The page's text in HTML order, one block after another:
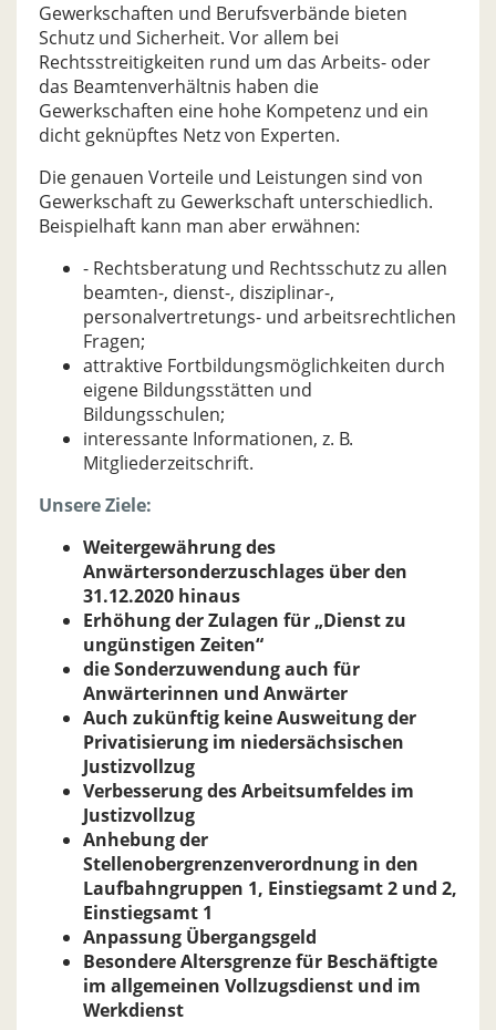
Gewerkschaften und Berufsverbände bieten
Schutz und Sicherheit. Vor allem bei
Rechtsstreitigkeiten rund um das Arbeits- oder
das Beamtenverhältnis haben die
Gewerkschaften eine hohe Kompetenz und ein
dicht geknüpftes Netz von Experten.
Die genauen Vorteile und Leistungen sind von
Gewerkschaft zu Gewerkschaft unterschiedlich.
Beispielhaft kann man aber erwähnen:
- Rechtsberatung und Rechtsschutz zu allen
beamten-, dienst-, disziplinar-,
personalvertretungs- und arbeitsrechtlichen
Fragen;
attraktive Fortbildungsmöglichkeiten durch
eigene Bildungsstätten und
Bildungsschulen;
interessante Informationen, z. B.
Mitgliederzeitschrift.
Unsere Ziele:
Weitergewährung des
Anwärtersonderzuschlages über den
31.12.2020 hinaus
Erhöhung der Zulagen für „Dienst zu
ungünstigen Zeiten“
die Sonderzuwendung auch für
Anwärterinnen und Anwärter
Auch zukünftig keine Ausweitung der
Privatisierung im niedersächsischen
Justizvollzug
Verbesserung des Arbeitsumfeldes im
Justizvollzug
Anhebung der
Stellenobergrenzenverordnung in den
Laufbahngruppen 1, Einstiegsamt 2 und 2,
Einstiegsamt 1
Anpassung Übergangsgeld
Besondere Altersgrenze für Beschäftigte
im allgemeinen Vollzugsdienst und im
Werkdienst